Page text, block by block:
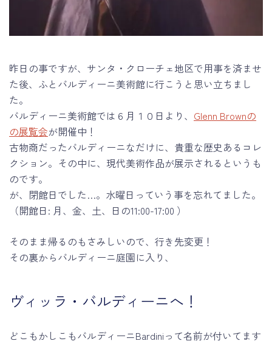
昨日の事ですが、サンタ・クローチェ地区で用事を済ませ
た後、ふとバルディーニ美術館に行こうと思い立ちまし
た。
バルディーニ美術館では６月１０日より、 Glenn Brownの
の展覧会が開催中！
古物商だったバルディーニなだけに、貴重な歴史あるコレ
クション。その中に、現代美術作品が展示されるというも
のです。
が、閉館日でした…。水曜日っていう事を忘れてました。
（開館日: 月、金、土、日の11:00-17:00 ）
そのまま帰るのもさみしいので、行き先変更！
その裏からバルディーニ庭園に入り、
ヴィッラ・バルディーニへ！
どこもかしこもバルディーニBardiniって名前が付いてます